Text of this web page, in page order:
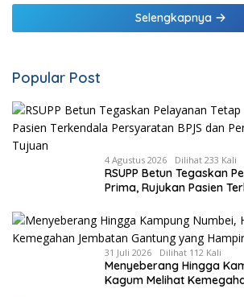
Malaka
Selengkapnya
Popular Post
4 Agustus 2026 Dilihat 233 Kali
RSUPP Betun Tegaskan
Prima, Rujukan Pasien
Tujuan
31 Juli 2026 Dilihat 112 Kali
Menyeberang Hingga
Kagum Melihat